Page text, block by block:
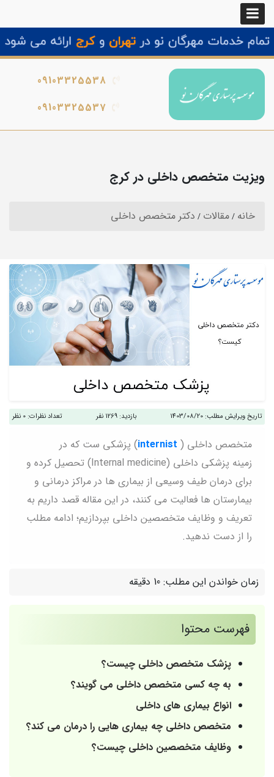
09103325538
09103325537
ویزیت متخصص داخلی در کرج
خانه مقالات دکتر متخصص داخلی
تاریخ ویرایش مطلب: 1403/08/20 بازدید: 1269 نفر تعداد نظرات: 0 نظر
متخصص داخلی ( internist) پزشکی ست که در
زمینه پزشکی داخلی (Internal medicine) تحصیل کرده و
برای درمان طیف وسیعی از بیماری ها در مراکز درمانی و
بیمارستان ها فعالیت می کنند، در این مقاله قصد داریم به
تعریف و وظایف متخصصین داخلی بپردازیم؛ ادامه مطلب
را از دست ندهید.
زمان خواندن این مطلب: 10 دقیقه
فهرست محتوا
پزشک متخصص داخلی چیست؟
به چه کسی متخصص داخلی می گویند؟
انواع بیماری های داخلی
متخصص داخلی چه بیماری هایی را درمان می کند؟
وظایف متخصصین داخلی چیست؟